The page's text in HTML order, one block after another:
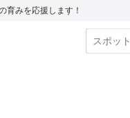
育みを応援します！